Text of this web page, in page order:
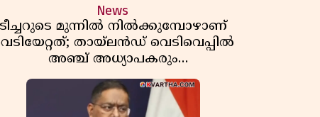
News
ടീച്ചറുടെ മുന്നിൽ നിൽക്കുമ്പോഴാണ്
തായ്‌ലൻഡ് വെടിവെപ്പിൽ
അഞ്ച് അധ്യാപകരും
മുത്തശ്ശീമുത്തശ്ശന്മാരും കൊല്ലപ്പെട്ടു,
മരണസംഖ്യ 7; ഞെട്ടിക്കുന്ന
വെളിപ്പെടുത്തലുകൾ